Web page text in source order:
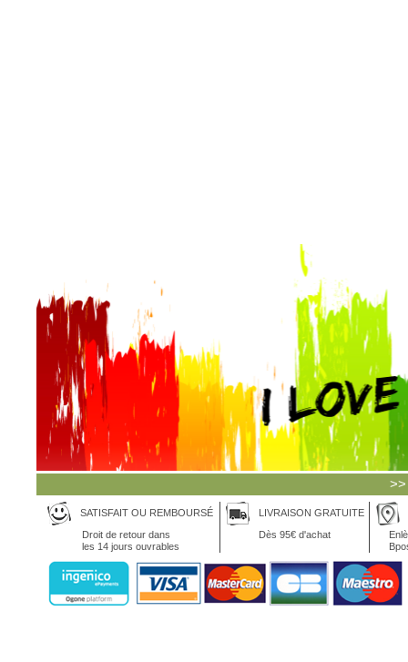
SATISFAIT OU REMBOURSÉ
Droit de retour dans
les 14 jours ouvrables
LIVRAISON GRATUITE
Dès 95€ d'achat